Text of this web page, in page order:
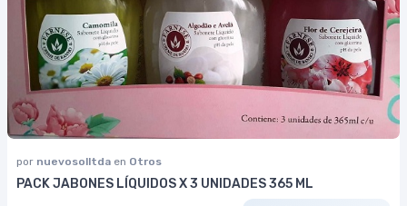
por nuevosolltda en Otros
PACK JABONES LÍQUIDOS X 3 UNIDADES 365 ML